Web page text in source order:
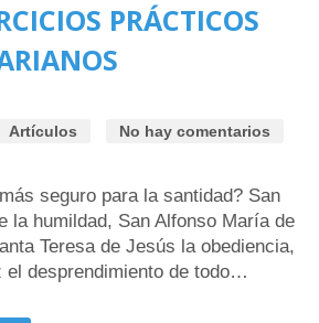
PRÁCTICOS
Artículos No hay comentarios
seguro para la santidad? San
la humildad, San Alfonso María de
Teresa de Jesús la obediencia,
el desprendimiento de todo…